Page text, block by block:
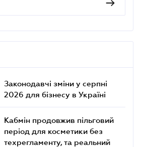
Законодавчі зміни у серпні
2026 для бізнесу в Україні
Кабмін продовжив пільговий
період для косметики без
техрегламенту, та реальний